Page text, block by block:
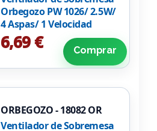
Orbegozo PW 1026/ 2.5W/
4 Aspas/ 1 Velocidad
6,69 € Comprar
ORBEGOZO - 18082 OR
Ventilador de Sobremesa